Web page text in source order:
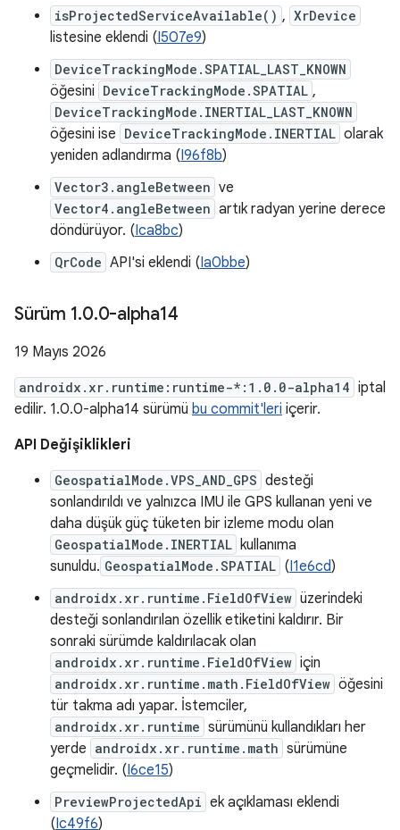
isProjectedServiceAvailable() , XrDevice
listesine eklendi (I507e9)
DeviceTrackingMode.SPATIAL_LAST_KNOWN
öğesini DeviceTrackingMode.SPATIAL ,
DeviceTrackingMode.INERTIAL_LAST_KNOWN
öğesini ise DeviceTrackingMode.INERTIAL olarak
yeniden adlandırma (I96f8b)
Vector3.angleBetween ve
Vector4.angleBetween artık radyan yerine derece
döndürüyor. (Ica8bc)
QrCode API'si eklendi (Ia0bbe)
Sürüm 1.0.0-alpha14
19 Mayıs 2026
androidx.xr.runtime:runtime-*:1.0.0-alpha14 iptal
edilir. 1.0.0-alpha14 sürümü bu commit'leri içerir.
API Değişiklikleri
GeospatialMode.VPS_AND_GPS desteği
sonlandırıldı ve yalnızca IMU ile GPS kullanan yeni ve
daha düşük güç tüketen bir izleme modu olan
GeospatialMode.INERTIAL kullanıma
sunuldu. GeospatialMode.SPATIAL (I1e6cd)
androidx.xr.runtime.FieldOfView üzerindeki
desteği sonlandırılan özellik etiketini kaldırır. Bir
sonraki sürümde kaldırılacak olan
androidx.xr.runtime.FieldOfView için
androidx.xr.runtime.math.FieldOfView öğesini
tür takma adı yapar. İstemciler,
androidx.xr.runtime sürümünü kullandıkları her
yerde androidx.xr.runtime.math sürümüne
geçmelidir. (I6ce15)
PreviewProjectedApi ek açıklaması eklendi
(Ic49f6)